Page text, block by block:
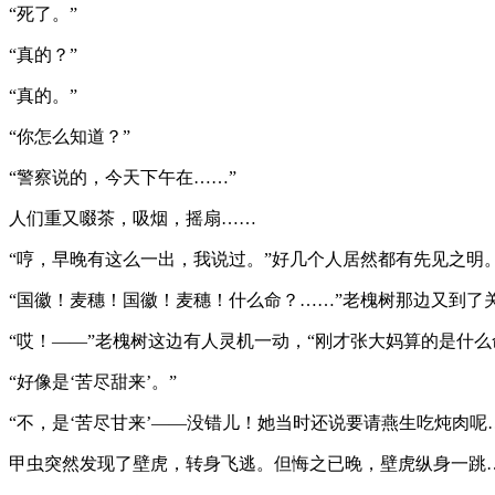
“死了。”
“真的？”
“真的。”
“你怎么知道？”
“警察说的，今天下午在……”
人们重又啜茶，吸烟，摇扇……
“哼，早晚有这么一出，我说过。”好几个人居然都有先见之明。
“国徽！麦穗！国徽！麦穗！什么命？……”老槐树那边又到了
“哎！——”老槐树这边有人灵机一动，“刚才张大妈算的是什么
“好像是‘苦尽甜来’。”
“不，是‘苦尽甘来’——没错儿！她当时还说要请燕生吃炖肉
甲虫突然发现了壁虎，转身飞逃。但悔之已晚，壁虎纵身一